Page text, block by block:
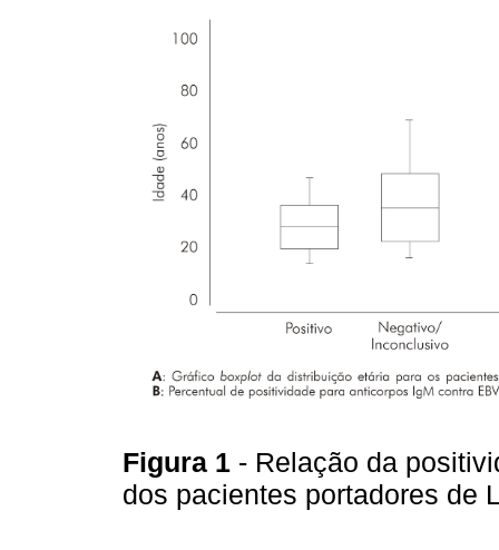
Figura 1 - Relação da
dos pacientes portadores de